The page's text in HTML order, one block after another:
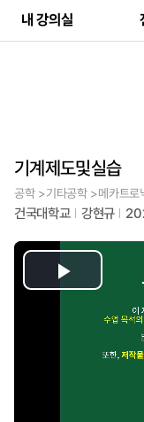
내 강의실
기계제도및실습
공학 >기타공학 >메카트로
건국대학교 강현규
Play
Video